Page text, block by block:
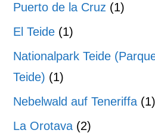
Puerto de la Cruz (1)
El Teide (1)
Nationalpark Teide
Teide) (1)
Nebelwald auf Teneriffa (1)
La Orotava (2)